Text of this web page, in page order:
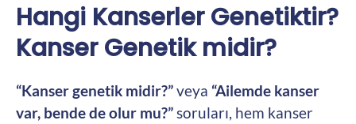
Hangi Kanserler Genetiktir?
Kanser Genetik midir?
“Kanser genetik midir?”veya “Ailemde kanser
var, bende de olur mu?” soruları, hem kanser